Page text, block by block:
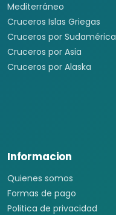
Mediterráneo
Cruceros Islas Griegas
Cruceros por Sudamérica
Cruceros por Asia
Cruceros por Alaska
Informacion
Quienes somos
Formas de pago
Politica de privacidad